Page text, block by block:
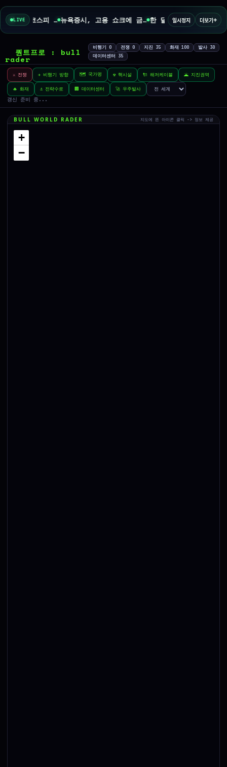
LIVE 금리보다 수익률… 코스피 급락에도 원화가 강해진 이유는 뉴욕증시, 고용 쇼크에 금리 인상 우려 후퇴…S&P500 최고치 한 달 만에 22% 폭락한 코스피…"지금이라도 팔까 버틸까"
일시정지 더보기+
퀀트프로 : bull
rader
비행기0 전쟁0 지진 35 화재100 발사 30
데이터센터 35
⚔️ 전쟁 ✈️ 비행기 방향 🗺️ 국가명 ☢️ 핵시설 🔌 해저케이블 🌋 지진권역
🔥 화재 ⚓ 전략수로 🏢 데이터센터 🚀 우주발사
갱신 준비 중...
BULL WORLD RADER 지도에 뜬 아이콘 클릭 -> 정보 제공
+
−